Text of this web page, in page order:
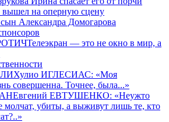
на оперную сцену
Александра Домогарова
Телеэкран — это не окно в мир, а
Хулио ИГЛЕСИАС: «Моя
совершенна. Точнее, была...»
Евгений ЕВТУШЕНКО: «Неужто
молчат, убиты, а выживут лишь те, кто